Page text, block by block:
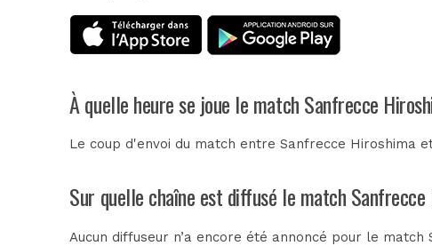
À quelle heure se joue le match Sanfrecce
Le coup d'envoi du match entre Sanfrecce Hiroshima
Sur quelle chaîne est diffusé le match
Aucun diffuseur n’a encore été annoncé pour le